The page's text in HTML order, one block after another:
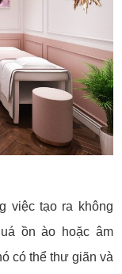
việc tạo ra không
ồn ào hoặc âm
có thể thư giãn và